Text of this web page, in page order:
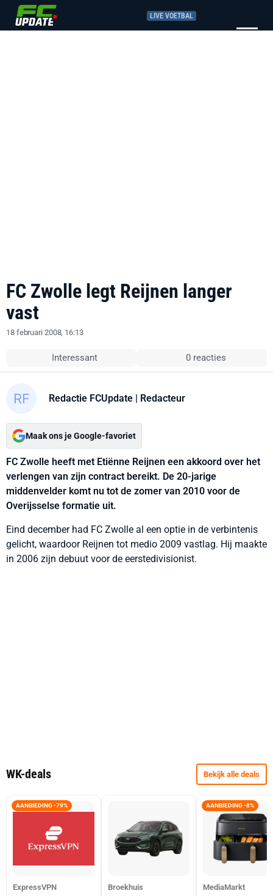
LIVE VOETBAL
FC Zwolle legt Reijnen langer
vast
18 februari 2008, 16:13
Interessant 0 reacties
Redactie FCUpdate | Redacteur
Maak ons je Google-favoriet
FC Zwolle heeft met Etiënne Reijnen een akkoord over het
verlengen van zijn contract bereikt. De 20-jarige
middenvelder komt nu tot de zomer van 2010 voor de
Overijsselse formatie uit.
Eind december had FC Zwolle al een optie in de verbintenis
gelicht, waardoor Reijnen tot medio 2009 vastlag. Hij maakte
in 2006 zijn debuut voor de eerstedivisionist.
WK-deals Bekijk alle deals
AANBIEDING -79%
ExpressVPN Broekhuis
AANBIEDING -8%
MediaMarkt